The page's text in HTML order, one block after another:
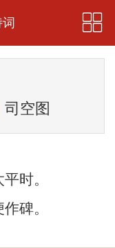
司空图
时。
碑。